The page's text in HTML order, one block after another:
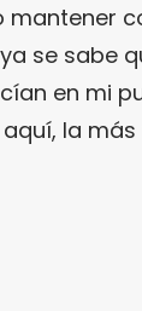
mantener
se sabe
en mi
la